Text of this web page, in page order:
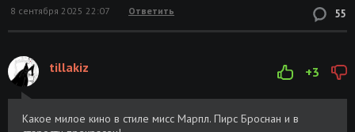
55
8 сентября 2025 22:07 Ответить
+3
tillakiz
Какое милое кино в стиле мисс Марпл. Пирс Броснан и в